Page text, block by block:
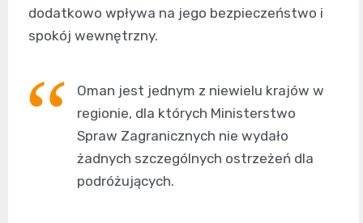
dodatkowo wpływa na jego bezpieczeństwo i
spokój wewnętrzny.
Oman jest jednym z niewielu krajów w
regionie, dla których Ministerstwo
Spraw Zagranicznych nie wydało
żadnych szczególnych ostrzeżeń dla
podróżujących.